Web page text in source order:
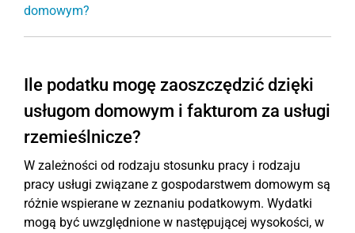
domowym?
Ile podatku mogę zaoszczędzić dzięki
usługom domowym i fakturom za usługi
rzemieślnicze?
W zależności od rodzaju stosunku pracy i rodzaju
pracy usługi związane z gospodarstwem domowym są
różnie wspierane w zeznaniu podatkowym. Wydatki
mogą być uwzględnione w następującej wysokości, w